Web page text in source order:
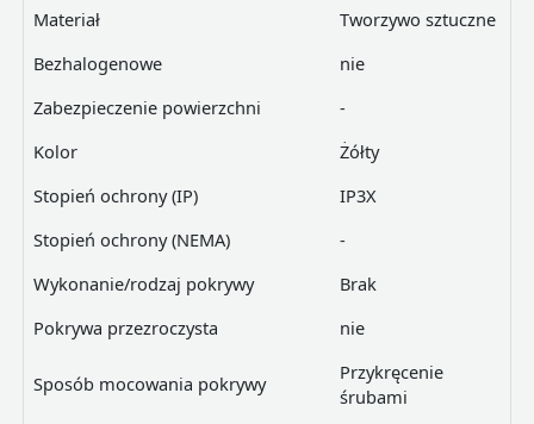
Materiał
Tworzywo sztuczne
Bezhalogenowe
nie
Zabezpieczenie powierzchni
-
Kolor
Żółty
Stopień ochrony (IP)
IP3X
Stopień ochrony (NEMA)
-
Wykonanie/rodzaj pokrywy
Brak
Pokrywa przezroczysta
nie
Sposób mocowania pokrywy
Przykręcenie
śrubami